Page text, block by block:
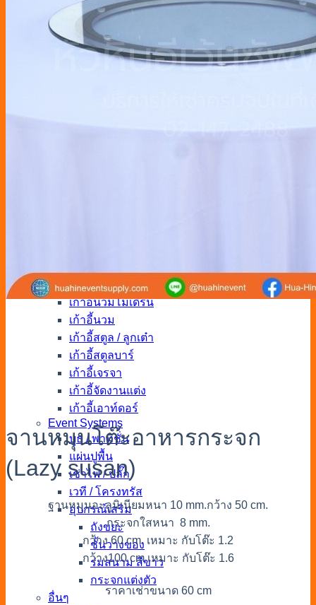
เต็นท์พีระมิด
เต็นท์ฟูจิ
เต็นท์โค้ง
Bean bag
เก้าอี้พลาสติก
เก้าอี้นวมโมเดิร์น
เก้าอี้นวม
เก้าอี้สตูล / ลูกเต๋า
เก้าอี้สตูลบาร์
เก้าอี้เจรจา
เก้าอี้จัดงานแต่ง
เก้าอี้เอาท์ดอร์
Event Systems
บูธ / พาทิชั่น
แผ่นปูพื้น
เช่าไฟ / ปลั๊ก
เวที / โครงทรัส
อุปกรณ์เสริม
ถังขยะ
ชั้นวางของ
ร่มสนาม สีขาว
กระจกแต่งตัว
อื่นๆ
จานหมุนโต๊ะอาหารกระจก
(Lazy susan)
ฐานหมุนอะลูมิเนียมหนา 10 mm.กว้าง 50 cm.
กระจกใสหนา 8 mm.
กว้าง 60 cm. เหมาะ กับโต๊ะ 1.2
กว้าง100 cm เหมาะ กับโต๊ะ 1.6
ราคาเช่าขนาด 60 cm